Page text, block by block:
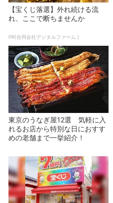
【宝くじ落選】外れ続ける流
れ、ここで断ちませんか
PR(合同会社デジタルファーム )
東京のうなぎ屋12選 気軽に入
れるお店から特別な日におすす
めの老舗まで一挙紹介！